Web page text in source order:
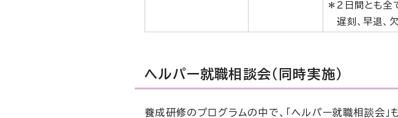
＊2日間とも全
遅刻、早退、
ヘルパー就職相談会（同時実施）
養成研修のプログラムの中で、「ヘルパー就職相談会」